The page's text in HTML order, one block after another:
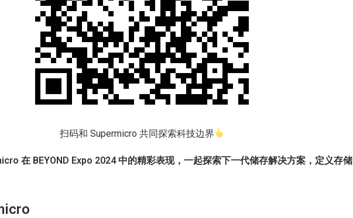
扫码和 Supermicro 共同探索科技边界
在 BEYOND Expo 2024 中的精彩表现，一起探索下一代储存解决方案，定义存储